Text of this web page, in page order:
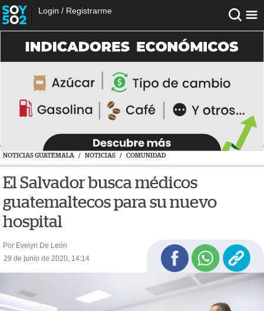
Login / Registrarme
NOTICIAS GUATEMALA / NOTICIAS / COMUNIDAD
El Salvador busca médicos
guatemaltecos para su nuevo
hospital
Por Evelyn De León
29 de junio de 2020, 14:14